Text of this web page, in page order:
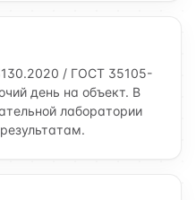
/ ГОСТ 35105-
день на объект. В
лаборатории